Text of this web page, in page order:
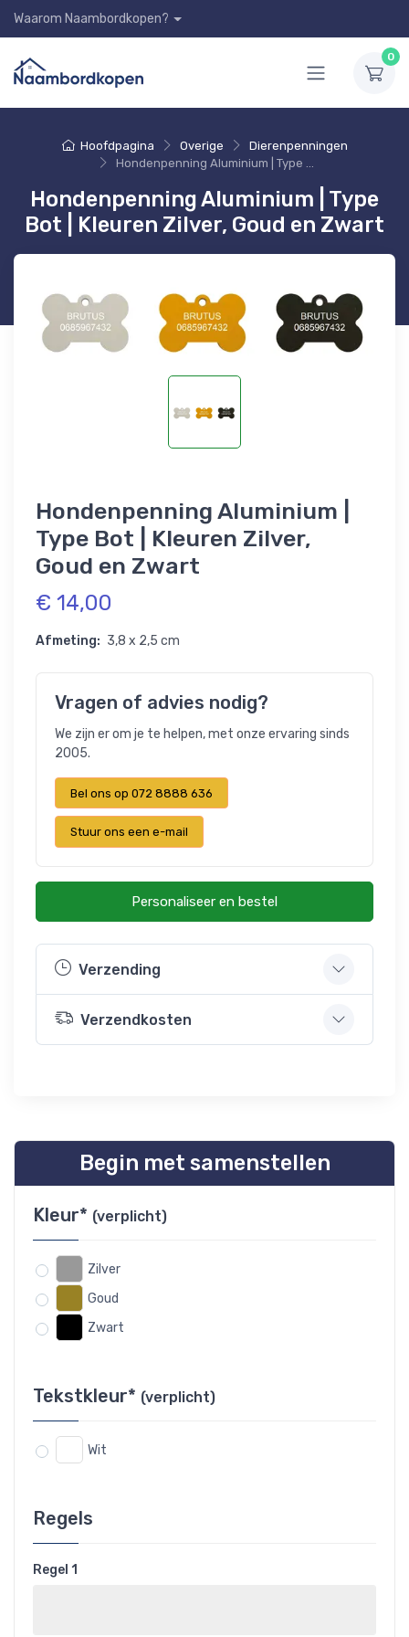
Waarom Naambordkopen?
0
Hoofdpagina Overige
Dierenpenningen
Hondenpenning Aluminium | Type Bot | Kleuren Zilver, Goud en Zwart
Hondenpenning Aluminium | Type
Bot | Kleuren Zilver, Goud en Zwart
Hondenpenning Aluminium |
Type Bot | Kleuren Zilver,
Goud en Zwart
€ 14,00
Afmeting: 3,8 x 2,5 cm
Vragen of advies nodig?
We zijn er om je te helpen, met onze ervaring sinds
2005.
Bel ons op 072 8888 636
Stuur ons een e-mail
Personaliseer en bestel
Verzending
Verzendkosten
Begin met samenstellen
Kleur* (verplicht)
Zilver
Goud
Zwart
Tekstkleur* (verplicht)
Wit
Regels
Regel 1